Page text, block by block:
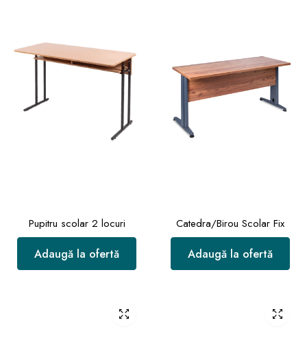
Pupitru scolar 2 locuri
Adaugă la ofertă
Catedra/Birou Scolar Fix
Adaugă la ofertă